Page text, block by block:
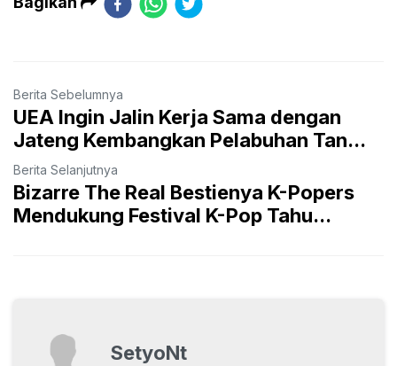
Berita Sebelumnya
UEA Ingin Jalin Kerja Sama dengan
Jateng Kembangkan Pelabuhan Tan...
Berita Selanjutnya
Bizarre The Real Bestienya K-Popers
Mendukung Festival K-Pop Tahu...
SetyoNt